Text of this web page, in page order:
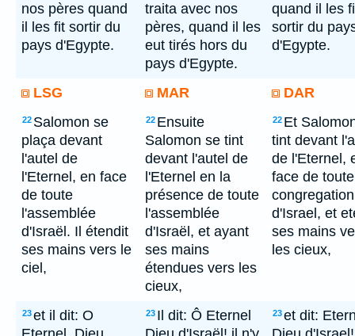
nos pères quand
il les fit sortir du
pays d'Egypte.
traita avec nos
pères, quand il les
eut tirés hors du
pays d'Egypte.
quand il les
sortir du
d'Egypte.
LSG MAR DAR
22 Salomon se
plaça devant
l'autel de
l'Eternel, en face
de toute
l'assemblée
d'Israël. Il étendit
ses mains vers le
ciel,
22 Ensuite
Salomon se tint
devant l'autel de
l'Eternel en la
présence de toute
l'assemblée
d'Israël, et ayant
ses mains
étendues vers les
cieux,
22 Et
tint devant
de l'Eternel,
face de
congregation
d'Israel, et
ses mains
les cieux,
23et il dit: O
23 Il dit: Ô Eternel
23et dit: